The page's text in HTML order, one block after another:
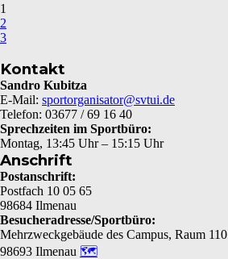
1
2
3
Kontakt
Sandro Kubitza
E-Mail: sportorganisator@svtui.de
Telefon: 03677 / 69 16 40
Sprechzeiten im Sportbüro:
Montag, 13:45 Uhr – 15:15 Uhr
Anschrift
Postanschrift:
Postfach 10 05 65
98684 Ilmenau
Besucheradresse/Sportbüro:
Mehrzweckgebäude des Campus, Raum 110
98693 Ilmenau 🗺